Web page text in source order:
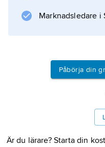
denna. Detta har
Information
Marknadsledare i
Påbörja din
Är du lärare? Starta din